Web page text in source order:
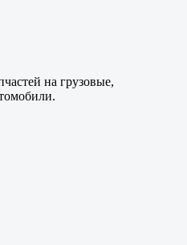
на грузовые,